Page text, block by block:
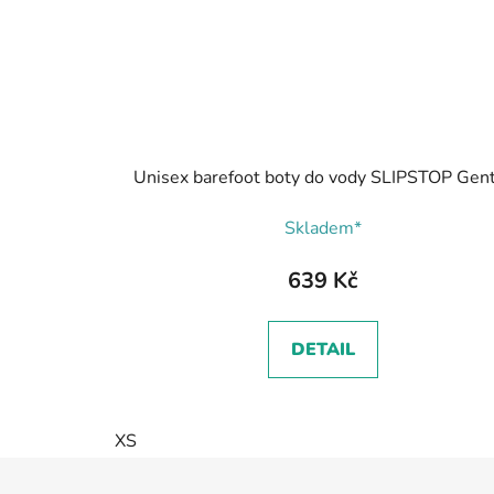
Unisex barefoot boty do vody SLIPSTOP
Skladem*
639 Kč
DETAIL
XS